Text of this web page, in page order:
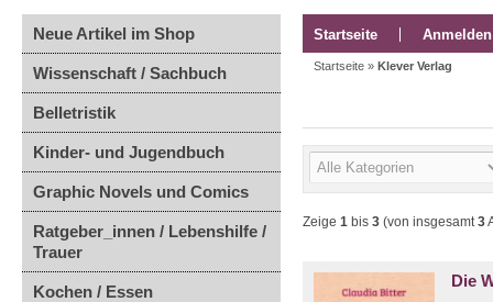
Neue Artikel im Shop
Wissenschaft / Sachbuch
Belletristik
Kinder- und Jugendbuch
Graphic Novels und Comics
Ratgeber_innen / Lebenshilfe /
Trauer
Kochen / Essen
Startseite Anmelden
Startseite » Klever Verlag
Zeige 1 bis 3 (von insgesamt3
Die